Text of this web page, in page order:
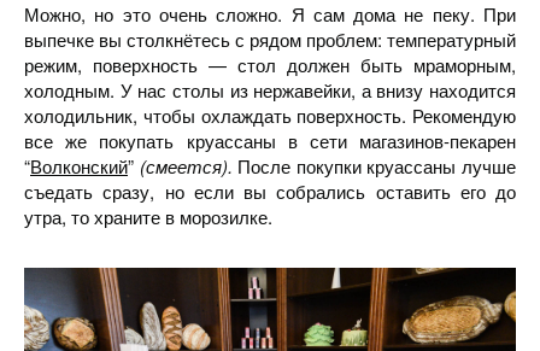
Можно, но это очень сложно. Я сам дома не пеку. При
выпечке вы столкнётесь с рядом проблем: температурный
режим, поверхность — стол должен быть мраморным,
холодным. У нас столы из нержавейки, а внизу находится
холодильник, чтобы охлаждать поверхность. Рекомендую
все же покупать круассаны в сети магазинов-пекарен
“Волконский” (смеется). После покупки круассаны лучше
съедать сразу, но если вы собрались оставить его до
утра, то храните в морозилке.